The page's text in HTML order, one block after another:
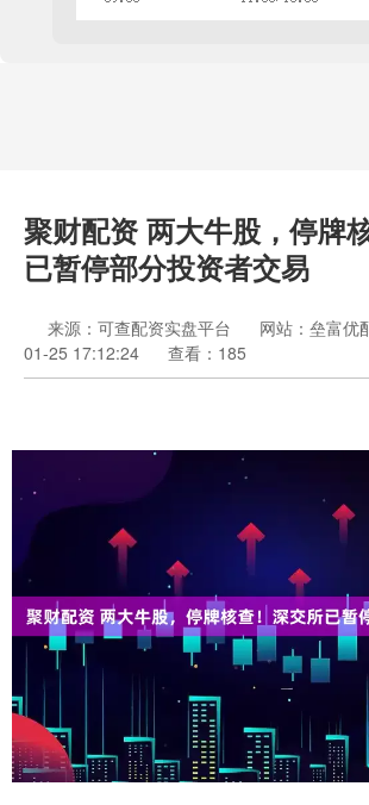
聚财配资 两大牛股，停牌
已暂停部分投资者交易
来源：可查配资实盘平台 网站：垒富优
01-25 17:12:24
查看：185